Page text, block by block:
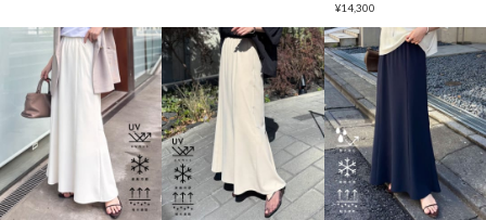
ットアップ
¥14,300